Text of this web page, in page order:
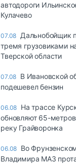
автодороги
Кулачево
07.08 Дальнобойщик
тремя грузовиками
Тверской области
07.08 В Ивановской
подешевел бензин
06.08 На трассе
обновляют 65-
реку Грайворонка
06.08 Во
Владимира МАЗ